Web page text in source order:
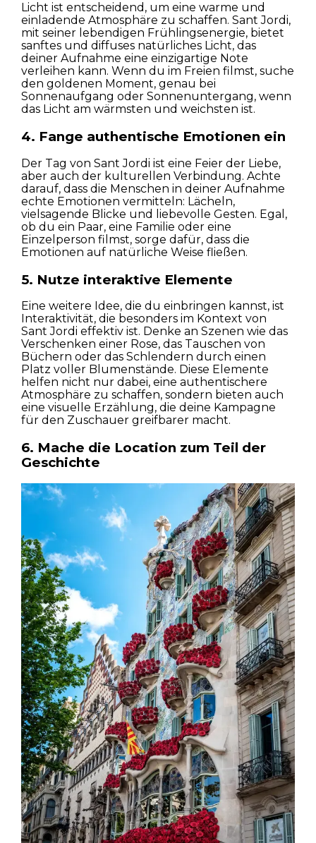
Häuser
Wohnungen
Straßen
Spots
Licht ist entscheidend, um eine warme und
einladende Atmosphäre zu schaffen. Sant Jordi,
mit seiner lebendigen Frühlingsenergie, bietet
sanftes und diffuses natürliches Licht, das
deiner Aufnahme eine einzigartige Note
verleihen kann. Wenn du im Freien filmst, suche
den goldenen Moment, genau bei
Sonnenaufgang oder Sonnenuntergang, wenn
das Licht am wärmsten und weichsten ist.
4. Fange authentische Emotionen ein
Der Tag von Sant Jordi ist eine Feier der Liebe,
aber auch der kulturellen Verbindung. Achte
darauf, dass die Menschen in deiner Aufnahme
echte Emotionen vermitteln: Lächeln,
vielsagende Blicke und liebevolle Gesten. Egal,
ob du ein Paar, eine Familie oder eine
Einzelperson filmst, sorge dafür, dass die
Emotionen auf natürliche Weise fließen.
5. Nutze interaktive Elemente
Eine weitere Idee, die du einbringen kannst, ist
Interaktivität, die besonders im Kontext von
Sant Jordi effektiv ist. Denke an Szenen wie das
Verschenken einer Rose, das Tauschen von
Büchern oder das Schlendern durch einen
Platz voller Blumenstände. Diese Elemente
helfen nicht nur dabei, eine authentischere
Atmosphäre zu schaffen, sondern bieten auch
eine visuelle Erzählung, die deine Kampagne
für den Zuschauer greifbarer macht.
6. Mache die Location zum Teil der
Geschichte